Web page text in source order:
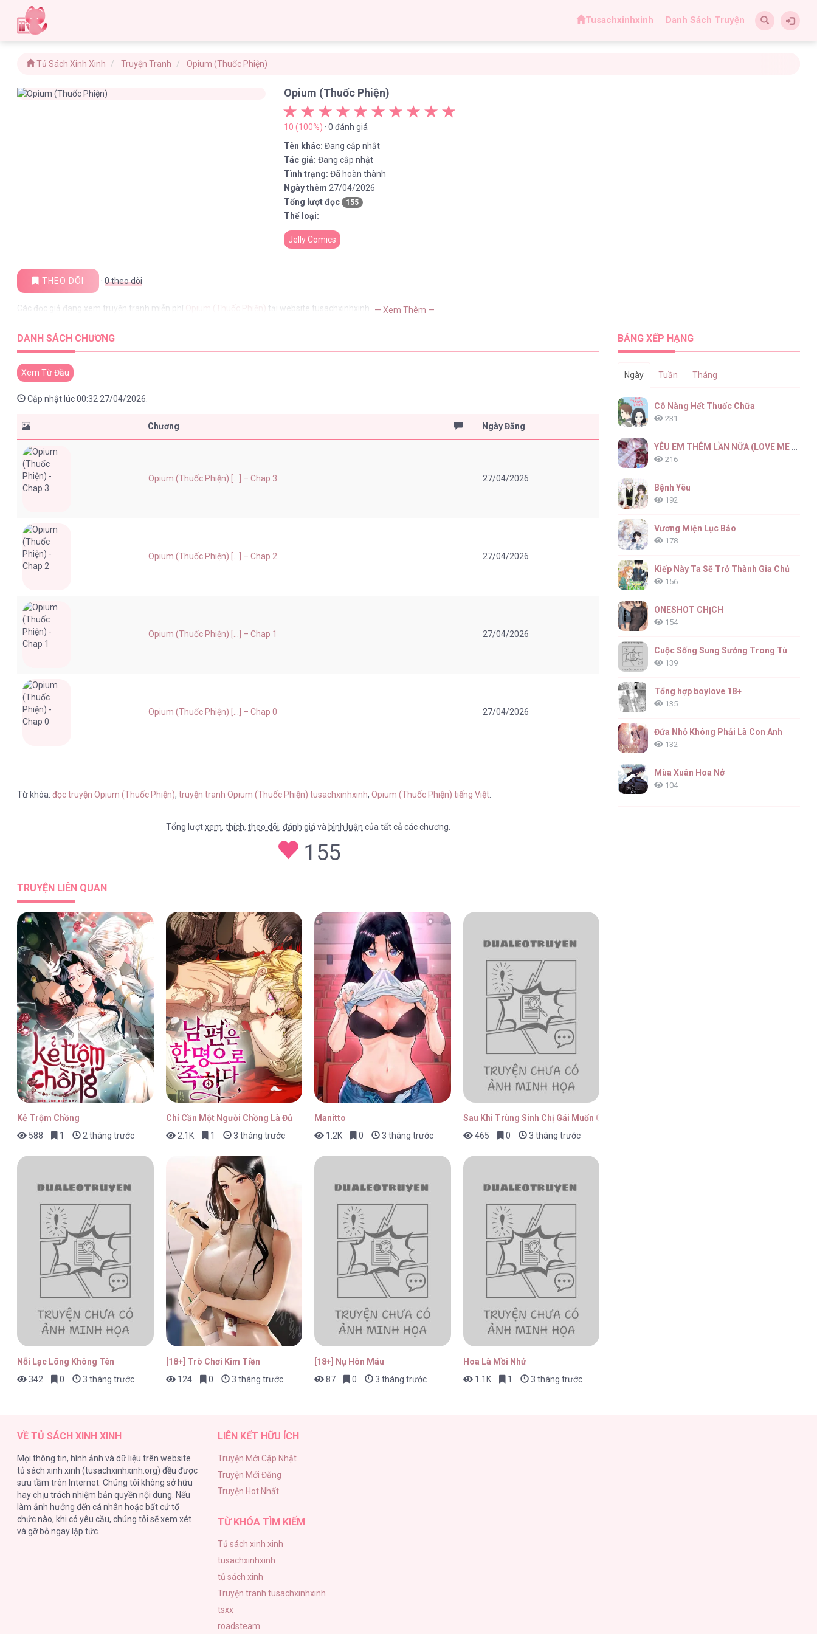
Tusachxinhxinh Danh Sách Truyện
Tủ Sách Xinh Xinh Truyện Tranh Opium (Thuốc Phiện)
Opium (Thuốc Phiện)
10 (100%) · 0 đánh giá
Tên khác: Đang cập nhật
Tác giả: Đang cập nhật
Tình trạng: Đã hoàn thành
Ngày thêm 27/04/2026
Tổng lượt đọc
155
Thể loại:
Jelly Comics
THEO DÕI ·0theo dõi
Các đọc giả đang xem truyện tranh miễn phí Opium (Thuốc Phiện) tại website tusachxinhxinh — Xem Thêm —
DANH SÁCH CHƯƠNG
Xem Từ Đầu
Cập nhật lúc 00:32 27/04/2026.
Chương Ngày Đăng
Opium (Thuốc Phiện) [...] – Chap 3 27/04/2026
Opium (Thuốc Phiện) [...] – Chap 2 27/04/2026
Opium (Thuốc Phiện) [...] – Chap 1 27/04/2026
Opium (Thuốc Phiện) [...] – Chap 0 27/04/2026
Từ khóa:đọc truyện Opium (Thuốc Phiện),truyện tranh Opium (Thuốc Phiện) tusachxinhxinh,Opium (Thuốc Phiện) tiếng Việt
Tổng lượtxem,thích,theo dõi,đánh giá vàbình luận của tất cả các chương.
155
TRUYỆN LIÊN QUAN
Kẻ Trộm Chồng
588
1 2 tháng trước
Chỉ Cần Một Người Chồng Là Đủ
2.1K
1 3 tháng trước
Manitto
1.2K
0 3 tháng trước
Sau Khi Trùng Sinh Chị Gái Muốn Cướp Lấy Vị Hôn Phu Của Tôi
465
0 3 tháng trước
Nỗi Lạc Lõng Không Tên
342
0 3 tháng trước
[18+] Trò Chơi Kim Tiền
124
0 3 tháng trước
[18+] Nụ Hôn Máu
87
0 3 tháng trước
Hoa Là Mồi Nhử
1.1K
1 3 tháng trước
BẢNG XẾP HẠNG
Ngày Tuần Tháng
Cô Nàng Hết Thuốc Chữa
231
YÊU EM THÊM LẦN NỮA (LOVE ME AGAIN)
216
Bệnh Yêu
192
Vương Miện Lục Bảo
178
Kiếp Này Ta Sẽ Trở Thành Gia Chủ
156
ONESHOT CHỊCH
154
Cuộc Sống Sung Sướng Trong Tù
139
Tổng hợp boylove 18+
135
Đứa Nhỏ Không Phải Là Con Anh
132
Mùa Xuân Hoa Nở
104
VỀ TỦ SÁCH XINH XINH
Mọi thông tin, hình ảnh và dữ liệu trên website
tủ sách xinh xinh (tusachxinhxinh.org) đều được
sưu tầm trên Internet. Chúng tôi không sở hữu
hay chịu trách nhiệm bản quyền nội dung. Nếu
làm ảnh hưởng đến cá nhân hoặc bất cứ tổ
chức nào, khi có yêu cầu, chúng tôi sẽ xem xét
và gỡ bỏ ngay lập tức.
LIÊN KẾT HỮU ÍCH
Truyện Mới Cập Nhật
Truyện Mới Đăng
Truyện Hot Nhất
TỪ KHÓA TÌM KIẾM
Tủ sách xinh xinh
tusachxinhxinh
tủ sách xinh
Truyện tranh tusachxinhxinh
tsxx
roadsteam